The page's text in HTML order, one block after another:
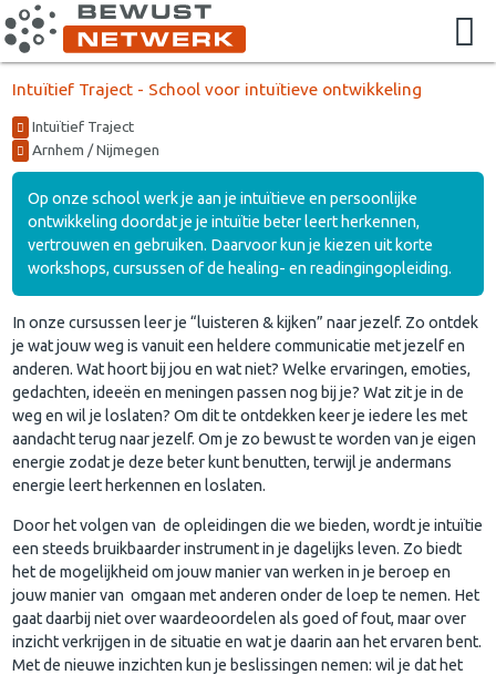
Intuïtief Traject - School voor intuïtieve ontwikkeling
Intuïtief Traject
Arnhem / Nijmegen
Op onze school werk je aan je intuïtieve en persoonlijke
ontwikkeling doordat je je intuïtie beter leert herkennen,
vertrouwen en gebruiken. Daarvoor kun je kiezen uit korte
workshops, cursussen of de healing- en readingingopleiding.
In onze cursussen leer je “luisteren & kijken” naar jezelf. Zo ontdek
je wat jouw weg is vanuit een heldere communicatie met jezelf en
anderen. Wat hoort bij jou en wat niet? Welke ervaringen, emoties,
gedachten, ideeën en meningen passen nog bij je? Wat zit je in de
weg en wil je loslaten? Om dit te ontdekken keer je iedere les met
aandacht terug naar jezelf. Om je zo bewust te worden van je eigen
energie zodat je deze beter kunt benutten, terwijl je andermans
energie leert herkennen en loslaten.
Door het volgen van de opleidingen die we bieden, wordt je intuïtie
een steeds bruikbaarder instrument in je dagelijks leven. Zo biedt
het de mogelijkheid om jouw manier van werken in je beroep en
jouw manier van omgaan met anderen onder de loep te nemen. Het
gaat daarbij niet over waardeoordelen als goed of fout, maar over
inzicht verkrijgen in de situatie en wat je daarin aan het ervaren bent.
Met de nieuwe inzichten kun je beslissingen nemen: wil je dat het